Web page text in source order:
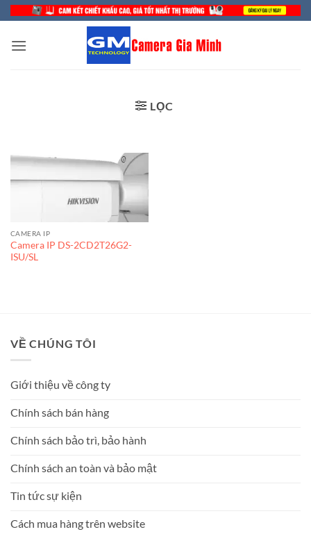
Bỏ
qua
nội
LỌC
CAMERA IP
Camera IP DS-2CD2T26G2-
ISU/SL
VỀ CHÚNG TÔI
Giới thiệu về công ty
Chính sách bán hàng
Chính sách bảo trì, bảo hành
Chính sách an toàn và bảo mật
Tin tức sự kiện
Cách mua hàng trên website